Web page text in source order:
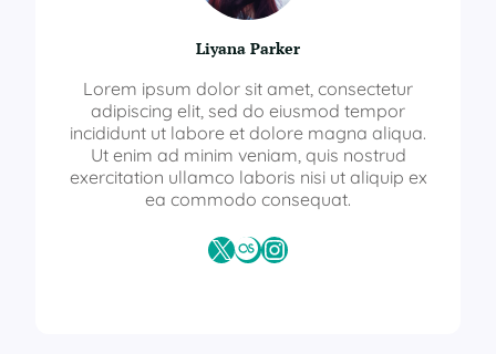
Liyana Parker
Lorem ipsum dolor sit amet, consectetur
adipiscing elit, sed do eiusmod tempor
incididunt ut labore et dolore magna aliqua.
Ut enim ad minim veniam, quis nostrud
exercitation ullamco laboris nisi ut aliquip ex
ea commodo consequat.
X Last.fmInstagram